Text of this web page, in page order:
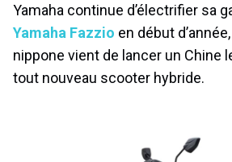
Yamaha continue d’électrifier sa
Yamaha Fazzio en début
nippone vient de lancer un Chine
tout nouveau scooter hybride.